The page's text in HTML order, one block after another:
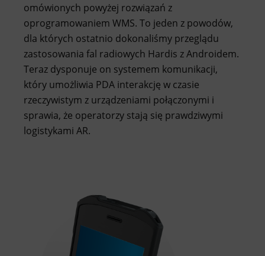
omówionych powyżej rozwiązań z
oprogramowaniem WMS. To jeden z powodów,
dla których ostatnio dokonaliśmy przeglądu
zastosowania fal radiowych Hardis z Androidem.
Teraz dysponuje on systemem komunikacji,
który umożliwia PDA interakcję w czasie
rzeczywistym z urządzeniami połączonymi i
sprawia, że operatorzy stają się prawdziwymi
logistykami AR.